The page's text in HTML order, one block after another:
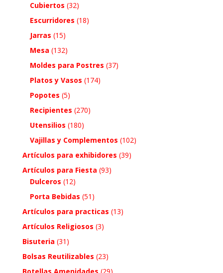
Cubiertos (32)
Escurridores (18)
Jarras (15)
Mesa (132)
Moldes para Postres (37)
Platos y Vasos (174)
Popotes (5)
Recipientes (270)
Utensilios (180)
Vajillas y Complementos (102)
Artículos para exhibidores (39)
Artículos para Fiesta (93)
Dulceros (12)
Porta Bebidas (51)
Artículos para practicas (13)
Artículos Religiosos (3)
Bisuteria (31)
Bolsas Reutilizables (23)